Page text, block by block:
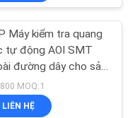
xuất
37
Máy kiểm tra quang
tự động AOI SMT
đường dây cho sản
điện tử sản xuất
MOQ:1
LIÊN HỆ